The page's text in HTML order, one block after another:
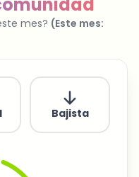
mes? (Este mes:
Bajista